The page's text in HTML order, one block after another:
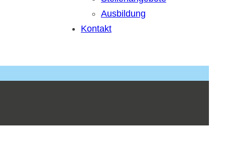
Ausbildung
Kontakt